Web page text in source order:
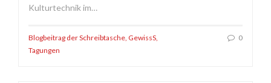
Kulturtechnik im…
Blogbeitrag der Schreibtasche GewissS
Tagungen
0